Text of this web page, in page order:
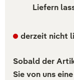
Liefern
derzeit nicht
Sobald der
Sie von uns